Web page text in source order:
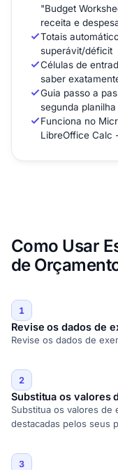
"Budget
receita e
Totais
superávit/déficit
Células de
saber
Guia passo a
segunda planilha
Funciona no
LibreOffice Calc
Como Usar
de
1
Revise os dados de
Revise os dados de
2
Substitua os valores
Substitua os valores de
destacadas pelos seus
3